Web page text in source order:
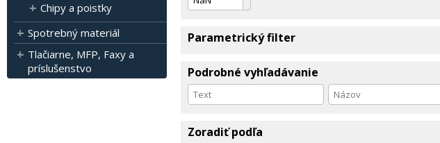
Chipy a poistky
Spotrebný materiál
Tlačiarne, MFP, Faxy a
príslušenstvo
Parametrický filter
Podrobné vyhľadávanie
Zoradiť podľa